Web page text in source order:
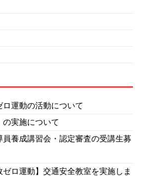
運動の活動について
の実施について
員養成講習会・認定審査の受講生募
ゼロ運動】交通安全教室を実施しま